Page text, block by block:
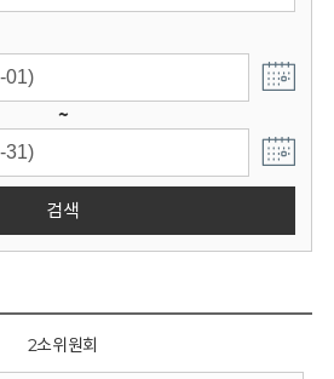
~
검색
2소위원회